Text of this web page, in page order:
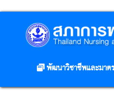
พัฒนาวิชาชีพและมาต